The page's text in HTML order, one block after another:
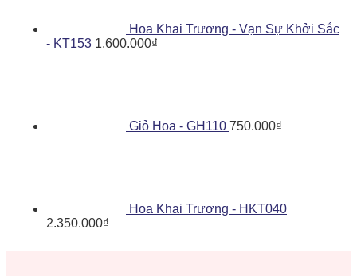
Hoa Khai Trương - Vạn Sự Khởi Sắc
- KT153 1.600.000₫
Giỏ Hoa - GH110 750.000₫
Hoa Khai Trương - HKT040
2.350.000₫